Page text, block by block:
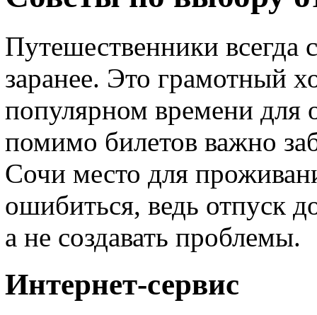
Путешественники всегда
заранее. Это грамотный
популярном времени для
помимо билетов важно
Сочи место для
ошибиться, ведь отпуск
а не создавать проблемы.
Интернет-сервис